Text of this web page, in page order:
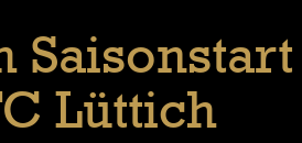
Saisonstart
Lüttich